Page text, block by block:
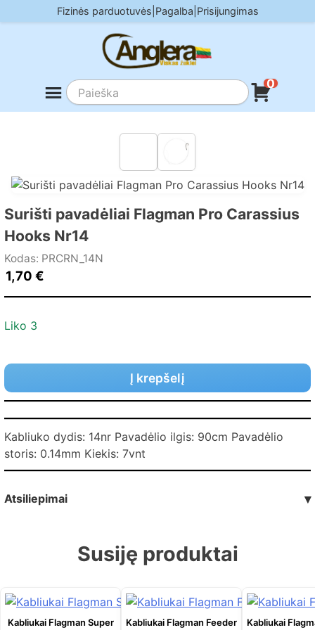
to
Fizinės parduotuvės Pagalba Prisijungimas
0
Surišti pavadėliai Flagman Pro Carassius
Hooks Nr14
Kodas: PRCRN_14N
1,70 €
Liko 3
Į krepšelį
Kabliuko dydis: 14nr Pavadėlio ilgis: 90cm Pavadėlio
storis: 0.14mm Kiekis: 7vnt
Atsiliepimai ▾
Susiję produktai
Kabliukai Flagman Super
Kabliukai Flagman Feeder
Kabliukai